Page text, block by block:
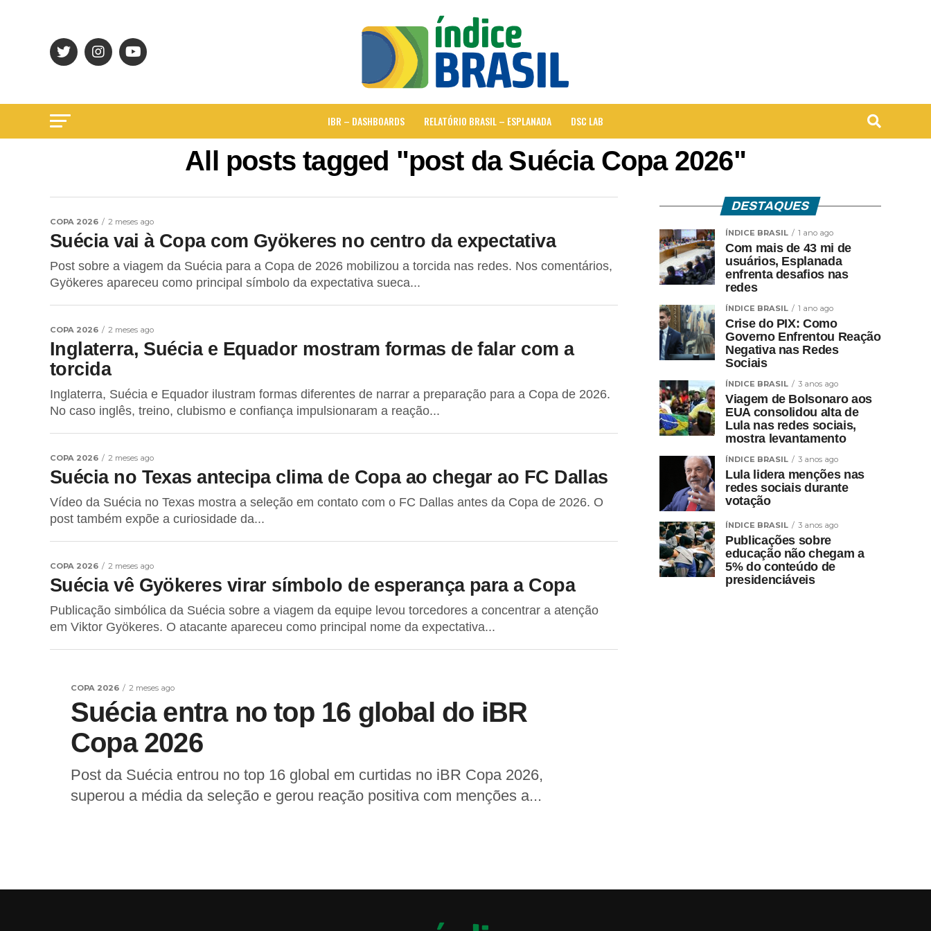
IBR – DASHBOARDS RELATÓRIO BRASIL – ESPLANADA DSC LAB
All posts tagged "post da Suécia Copa 2026"
COPA 2026 2 meses ago
Suécia vai à Copa com Gyökeres no centro da expectativa
Post sobre a viagem da Suécia para a Copa de 2026 mobilizou a torcida nas redes. Nos comentários,
Gyökeres apareceu como principal símbolo da expectativa sueca...
COPA 2026 2 meses ago
Inglaterra, Suécia e Equador mostram formas de falar com a
torcida
Inglaterra, Suécia e Equador ilustram formas diferentes de narrar a preparação para a Copa de 2026.
No caso inglês, treino, clubismo e confiança impulsionaram a reação...
COPA 2026 2 meses ago
Suécia no Texas antecipa clima de Copa ao chegar ao FC Dallas
Vídeo da Suécia no Texas mostra a seleção em contato com o FC Dallas antes da Copa de 2026. O
post também expõe a curiosidade da...
COPA 2026 2 meses ago
Suécia vê Gyökeres virar símbolo de esperança para a Copa
Publicação simbólica da Suécia sobre a viagem da equipe levou torcedores a concentrar a atenção
em Viktor Gyökeres. O atacante apareceu como principal nome da expectativa...
COPA 2026 2 meses ago
Suécia entra no top 16 global do iBR
Copa 2026
Post da Suécia entrou no top 16 global em curtidas no iBR Copa 2026,
superou a média da seleção e gerou reação positiva com menções a...
DESTAQUES
ÍNDICE BRASIL 1 ano ago
Com mais de 43 mi de
usuários, Esplanada
enfrenta desafios nas
redes
ÍNDICE BRASIL 1 ano ago
Crise do PIX: Como
Governo Enfrentou Reação
Negativa nas Redes
Sociais
ÍNDICE BRASIL 3 anos ago
Viagem de Bolsonaro aos
EUA consolidou alta de
Lula nas redes sociais,
mostra levantamento
ÍNDICE BRASIL 3 anos ago
Lula lidera menções nas
redes sociais durante
votação
ÍNDICE BRASIL 3 anos ago
Publicações sobre
educação não chegam a
5% do conteúdo de
presidenciáveis